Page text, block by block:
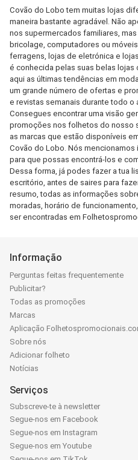
Covão do Lobo tem muitas lojas
maneira bastante agradável. Não
nos supermercados familiares,
bricolage, computadores ou
ferragens, lojas de eletrónica e
é conhecida pelas suas belas lojas
aqui as últimas tendências em
um grande número de ofertas e
e revistas semanais durante todo o
Consegues encontrar uma visão
promoções nos folhetos do nosso
as marcas que estão disponíveis
Covão do Lobo. Nós
para que possas encontrá-los e
Dessa forma, já podes fazer a tua
escritório, antes de saires para
resumo, todas as informações
moradas, horário de
ser encontradas em
Informação
Perguntas feitas frequentemente
Publicitar?
Todas as promoções
Marcas
Aplicação
Sobre nós
Adicionar folheto
Notícias
Serviços
Subscreve-te à newsletter
Segue-nos em Facebook
Segue-nos em Instagram
Segue-nos em Youtube